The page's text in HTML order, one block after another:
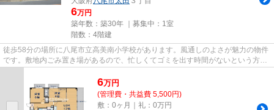
6万円
築年数：築30年 ｜募集中： 1室
階数：4階建
徒歩58分の場所に八尾市立高美南小学校があります。風通しのよさが魅力の物件
です。敷地内ごみ置き場があるので、忙しくてゴミを出す時間がないという方も
安心です。こちらの物件には...
6万円
(管理費・共益費 5,500円)
敷：0ヶ月｜礼：0万円